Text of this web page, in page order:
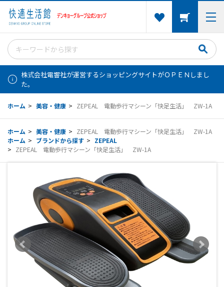
株式会社電響社が運営するショッピングサイトがＯＰＥＮしまし
た。
ホーム > 美容・健康 > ZEPEAL 電動歩行マシーン「快足生活」 ZW-1A
ホーム > 美容・健康 > ZEPEAL 電動歩行マシーン「快足生活」 ZW-1A
ホーム > ブランドから探す > ZEPEAL
> ZEPEAL 電動歩行マシーン「快足生活」 ZW-1A